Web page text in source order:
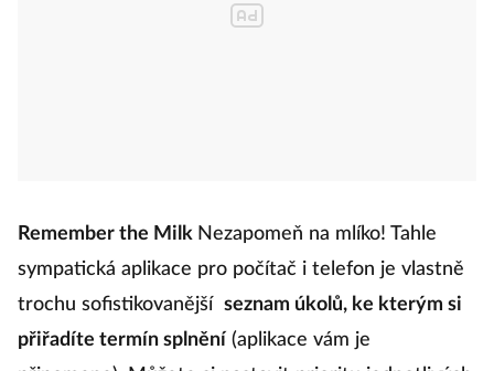
Remember the Milk Nezapomeň na mlíko! Tahle
sympatická aplikace pro počítač i telefon je vlastně
trochu sofistikovanější seznam úkolů, ke kterým si
přiřadíte termín splnění (aplikace vám je